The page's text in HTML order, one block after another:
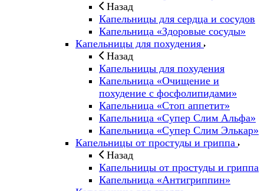
Назад
Капельницы для сердца и сосудов
Капельница «Здоровые сосуды»
Капельницы для похудения
Назад
Капельницы для похудения
Капельница «Очищение и
похудение с фосфолипидами»
Капельница «Стоп аппетит»
Капельница «Супер Слим Альфа»
Капельница «Супер Слим Элькар»
Капельницы от простуды и гриппа
Назад
Капельницы от простуды и гриппа
Капельница «Антигриппин»